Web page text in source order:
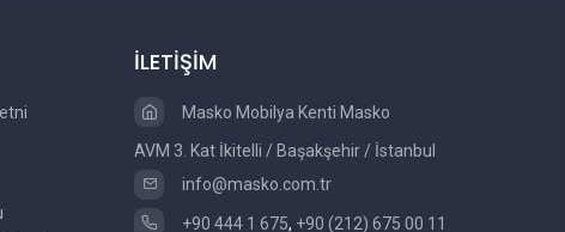
İLETİŞİM
Masko Mobilya Kenti Masko
AVM 3. Kat İkitelli / Başakşehir / İstanbul
info@masko.com.tr
+90 444 1 675, +90 (212) 675 00 11